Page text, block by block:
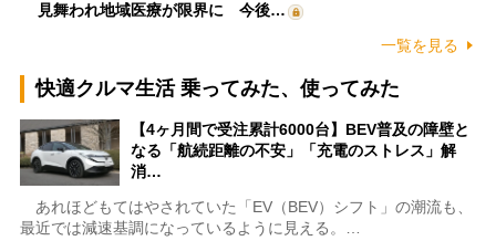
見舞われ地域医療が限界に 今後…
一覧を見る
快適クルマ生活 乗ってみた、使ってみた
【4ヶ月間で受注累計6000台】BEV普及の障壁と
なる「航続距離の不安」「充電のストレス」解
消…
あれほどもてはやされていた「EV（BEV）シフト」の潮流も、
最近では減速基調になっているように見える。…